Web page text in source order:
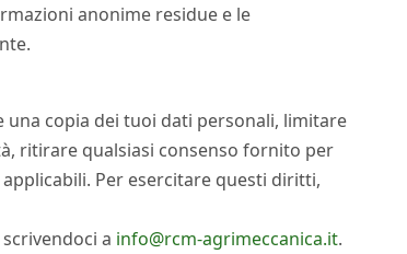
anonime residue e le
copia dei tuoi dati personali, limitare
ritirare qualsiasi consenso fornito per
Per esercitare questi diritti,
a info@rcm-agrimeccanica.it.